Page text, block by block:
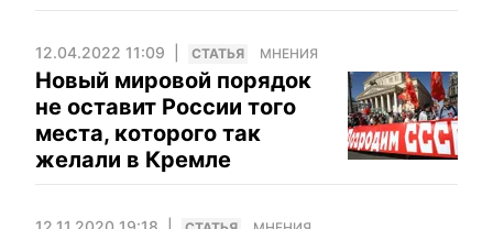
12.04.2022 11:09 CТАТЬЯ МНЕНИЯ
Новый мировой порядок
не оставит России того
места, которого так
желали в Кремле